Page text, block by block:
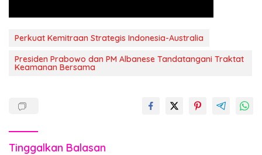
Perkuat Kemitraan Strategis Indonesia-Australia
Presiden Prabowo dan PM Albanese Tandatangani Traktat
Keamanan Bersama
Tinggalkan Balasan